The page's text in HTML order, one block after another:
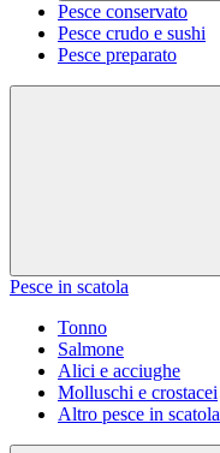
Pesce conservato
Pesce crudo e sushi
Pesce preparato
Pesce in scatola
Tonno
Salmone
Alici e acciughe
Molluschi e crostacei
Altro pesce in scatola